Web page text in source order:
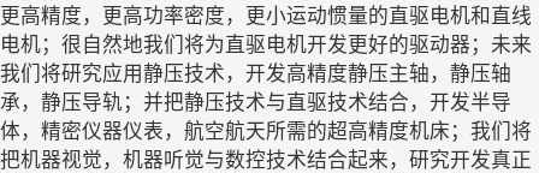
更高精度，更高功率密度，更小运动惯量的直驱电机和直线
电机；很自然地我们将为直驱电机开发更好的驱动器；未来
我们将研究应用静压技术，开发高精度静压主轴，静压轴
承，静压导轨；并把静压技术与直驱技术结合，开发半导
体，精密仪器仪表，航空航天所需的超高精度机床；我们将
把机器视觉，机器听觉与数控技术结合起来，研究开发真正